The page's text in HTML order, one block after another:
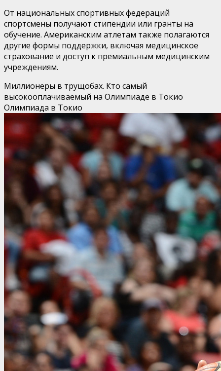
От национальных спортивных федераций
спортсмены получают стипендии или гранты на
обучение. Американским атлетам также полагаются
другие формы поддержки, включая медицинское
страхование и доступ к премиальным медицинским
учреждениям.
Миллионеры в трущобах. Кто самый
высокооплачиваемый на Олимпиаде в Токио
Олимпиада в Токио